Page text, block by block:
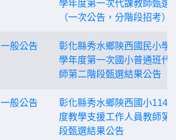
學年度第一次代課教師甄選
（一次公告，分階段招考）
一般公告
彰化縣秀水鄉陝西國民小學
學年度第一次國小普通班代
師第二階段甄選結果公告
一般公告
彰化縣秀水鄉陝西國小114
度教學支援工作人員教師第
段甄選結果公告